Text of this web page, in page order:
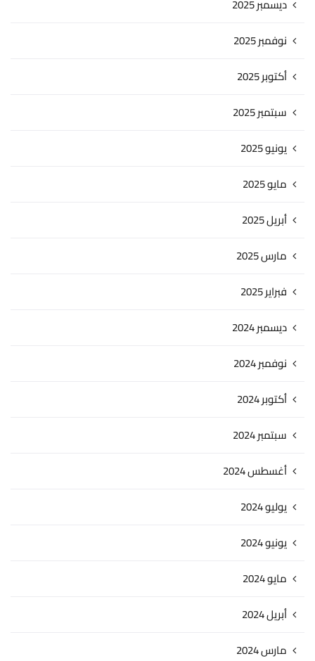
ديسمبر 2025
نوفمبر 2025
أكتوبر 2025
سبتمبر 2025
يونيو 2025
مايو 2025
أبريل 2025
مارس 2025
فبراير 2025
ديسمبر 2024
نوفمبر 2024
أكتوبر 2024
سبتمبر 2024
أغسطس 2024
يوليو 2024
يونيو 2024
مايو 2024
أبريل 2024
مارس 2024